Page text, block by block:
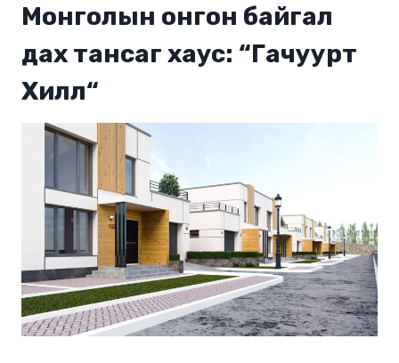
Монголын онгон байгал
дах тансаг хаус: “Гачуурт
Хилл“